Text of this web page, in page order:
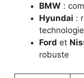
BMW :
Hyundai :
Ford et
robuste